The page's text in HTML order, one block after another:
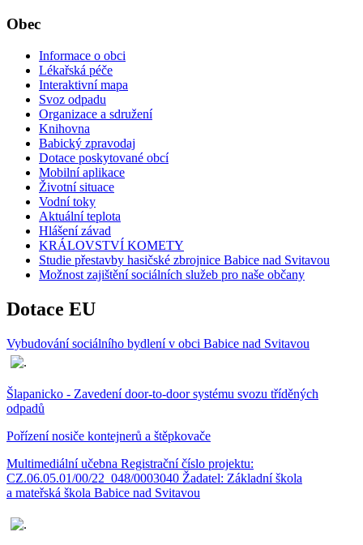
Obec
Informace o obci
Lékařská péče
Interaktivní mapa
Svoz odpadu
Organizace a sdružení
Knihovna
Babický zpravodaj
Dotace poskytované obcí
Mobilní aplikace
Životní situace
Vodní toky
Aktuální teplota
Hlášení závad
KRÁLOVSTVÍ KOMETY
Studie přestavby hasičské zbrojnice Babice nad Svitavou
Možnost zajištění sociálních služeb pro naše občany
Dotace EU
Vybudování sociálního bydlení v obci Babice nad Svitavou
Šlapanicko - Zavedení door-to-door systému svozu tříděných
odpadů
Pořízení nosiče kontejnerů a štěpkovače
Multimediální učebna Registrační číslo projektu:
CZ.06.05.01/00/22_048/0003040 Žadatel: Základní škola
a mateřská škola Babice nad Svitavou